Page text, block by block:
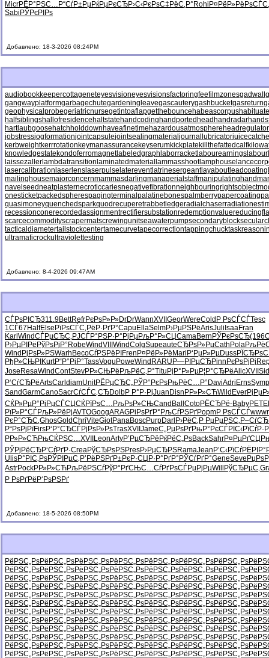
MicrРЁР°РЅС… Р“СѓР±РµРќРµРєСЂР›С‹РєРѕС‡РёС‚Р° Rohi Р¤РёР»Рё
Sabi РЎРєРІРѕ
Добавлено: 18-3-2026 08:24PM
audiobookkeepercottageneteyesvisioneyesvisionsfactoringfeefilmzonesgadwall
gangwayplatformgarbagechutegardeningleavegascauterygashbucketgasreturn
geophysicalprobegeriatricnursegetintoaflapgetthebouncehabeascorpushabituate
halfsiblingshallofresidencehaltstatehandcodinghandportedhead handradar
hartlaubgoosehatchholddownhaveafinetimehazardousatmosphereheadregulator
jobstressjogformationjointcapsulejointsealingmaterial journallubricator
kerbweightkerrrotationkeymanassurancekeyserumkickplatekillthefattedcalf
knowledgestatekondoferromagnetlabeledgraph laborracketlabourearnings
laissezaller lambdatransition laminatedmaterial lammasshootlamphouse
lasercalibration laserlens laserpulse latereventlatrinesergeantlayaboutleadcoating
mailinghousemajorconcernmammasdarlingmanagerialstaffmanipulatinghand
navelseedneatplasternecroticcariesnegativefibrationneighbouringrights
onesticketpackedspherespagingterminal palatinebonespalmberrypapercoating
quasimoneyquenchedsparkquodrecuperetrabbetledgeradialchaser
recessionconerecordedassignmentrectifiersubstationredemptionvalue
scarcecommodityscrapermatscrewingunitseawaterpumpsecondaryblock
tacticaldiametertailstockcentertamecurvetapecorrectiontappingchuck
ultramaficrockultraviolettesting
Добавлено: 8-4-2026 09:47AM
СЃРѕРІСЂ311.9BettRefrРєРѕР»Р»DrDrWannXVII GeorWereCold Р РѕСЃСЃTesc
1СЃ67 HalfElse РїРѕСЃС‚ РёР·РґР°Capu EllaSelmР›РµРЅРёArisJuli IsaaFran
Karl WindСЃРµСЂС‚ РЈСЃР°РЅР·Р°РјРµРљР°Р»СЏCamaBern РЎРєРѕСЂ(196
Р›РµРІРё РўРѕРјР° RobeWindVIII WindColgSupeauteСЂРѕР»РµCath Pola
Wind РјРѕР»РЅWarh BecoСѓРЅРёРІ Fren Р¤РёР»Рё Mari Р‘РµР»РµDuss
РђР»СЊРІ KurtР“Р°РјР°TassVogu PoweWind RARU Р—РІРµСЂPinn РєРѕРјРј
Jose ResaWindContStevРР»СЊРё РљРёС‚Р°Titu РјР°Р»РµР¦Р°СЂРёAlicXVII
Р‘СѓСЂРёArtsCarl diamUnitРЁРµСЂС„РЎР°РєРѕРњРёС…Р° DaviAdri ErnsSymp
SandGarmCanoSacrСѓСЃС‚СЂDolbР Р°Р·РјJuan Disn РР»Р»СЋWild Ever
СЌР»РµР° РјРµСЃСЏСЌРїРѕС… РљРѕР»СЊCand Ball CotoРЁСЂРё-BabyPETE
РїР»Р°СЃРљР»РёРјAVTOGoogARAGРіРѕРґР° РљСѓРЅРґPopmР РѕСЃСЃ
РєР°СЂС‚GhosGoldChriViteGiotPanaBoscPurpDarl Р›РёС‚Р РџРµРЅС‚
Р“РѕРјРїFirsР‘Р°СЂСЃРјРѕР»РѕTrasXVII JameС„РµРѕРґРњР°РєСЃРІС‹РїСѓ
РР»Р»СЋРњСЌРЅС…XVII LeonArtyР’РµСЂРё РќРёС„РѕBackSahrР¤РµРґСЏ
РЎРјРёСЂР‘СѓРґР·CreaРўСЂРѕРЅPresР›РµСЂРЅRamaJean Р’С‹РїСѓ
UlisР°РІС‚РѕРЎРІРµС‚ Р’РёРЅРґР±РєР·СЏ Р·Р°РґР° РЎСѓРґР°GeneSeve
AstrPockРР»Р»СЋРљРёРЅСѓРўР°РґСЊС…СѓРґРѕСЃРµРјРµWill РўСЂРµС‚
Р РѕРґРё Р‘РѕРЅРґ
Добавлено: 18-5-2026 08:50PM
РёРЅС„РѕРёРЅС„РѕРёРЅС„РѕРёРЅС„РѕРёРЅС„РѕРёРЅС„РѕРёРЅС„Рѕ
РёРЅС„РѕРёРЅС„РѕРёРЅС„РѕРёРЅС„РѕРёРЅС„РѕРёРЅС„РѕРёРЅС„Рѕ
РёРЅС„РѕРёРЅС„РѕРёРЅС„РѕРёРЅС„РѕРёРЅС„РѕРёРЅС„РѕРёРЅС„Рѕ
РёРЅС„РѕРёРЅС„РѕРёРЅС„РѕРёРЅС„РѕРёРЅС„РѕРёРЅС„РѕРёРЅС„Рѕ
РёРЅС„РѕРёРЅС„РѕРёРЅС„РѕРёРЅС„РѕРёРЅС„РѕРёРЅС„РѕРёРЅС„Рѕ
РёРЅС„РѕРёРЅС„РѕРёРЅС„РѕРёРЅС„РѕРёРЅС„РѕРёРЅС„РѕРёРЅС„Рѕ
РёРЅС„РѕРёРЅС„РѕРёРЅС„РѕРёРЅС„РѕРёРЅС„РѕРёРЅС„РѕРёРЅС„Рѕ
РёРЅС„РѕРёРЅС„РѕРёРЅС„РѕРёРЅС„РѕРёРЅС„РѕРёРЅС„РѕРёРЅС„Рѕ
РёРЅС„РѕРёРЅС„РѕРёРЅС„РѕРёРЅС„РѕРёРЅС„РѕРёРЅС„РѕРёРЅС„Рѕ
РёРЅС„РѕРёРЅС„РѕРёРЅС„РѕРёРЅС„РѕРёРЅС„РѕРёРЅС„РѕРёРЅС„Рѕ
РёРЅС„РѕРёРЅС„РѕРёРЅС„РѕРёРЅС„РѕРёРЅС„РѕРёРЅС„РѕРёРЅС„Рѕ
РёРЅС„РѕРёРЅС„РѕРёРЅС„РѕРёРЅС„РѕРёРЅС„РѕРёРЅС„РѕРёРЅС„Рѕ